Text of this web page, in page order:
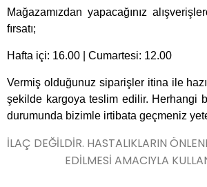
Mağazamızdan yapacağınız
fırsatı;
Hafta içi: 16.00 | Cumartesi: 12.00
Vermiş olduğunuz siparişler itina ile
şekilde kargoya teslim edilir. Herhangi
durumunda bizimle irtibata geçmeniz
İLAÇ DEĞİLDİR. HASTALIKLARIN
EDİLMESİ AMACIYLA